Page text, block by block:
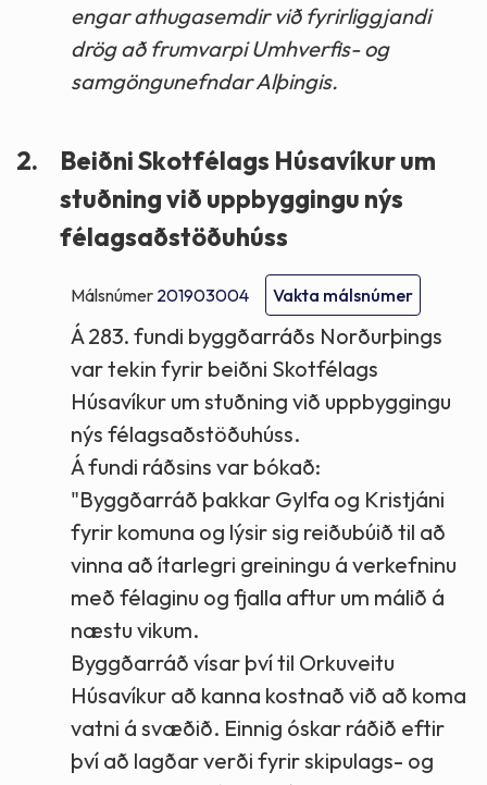
engar athugasemdir við fyrirliggjandi
drög að frumvarpi Umhverfis- og
samgöngunefndar Alþingis.
2.
Beiðni Skotfélags Húsavíkur um
stuðning við uppbyggingu nýs
félagsaðstöðuhúss
Málsnúmer 201903004 Vakta málsnúmer
Á 283. fundi byggðarráðs Norðurþings
var tekin fyrir beiðni Skotfélags
Húsavíkur um stuðning við uppbyggingu
nýs félagsaðstöðuhúss.
Á fundi ráðsins var bókað:
"Byggðarráð þakkar Gylfa og Kristjáni
fyrir komuna og lýsir sig reiðubúið til að
vinna að ítarlegri greiningu á verkefninu
með félaginu og fjalla aftur um málið á
næstu vikum.
Byggðarráð vísar því til Orkuveitu
Húsavíkur að kanna kostnað við að koma
vatni á svæðið. Einnig óskar ráðið eftir
því að lagðar verði fyrir skipulags- og